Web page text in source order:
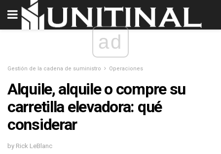
ad
Gestión de la cadena de suministro Operaciones
Alquile, alquile o compre su
carretilla elevadora: qué
considerar
by Rick LeBlanc